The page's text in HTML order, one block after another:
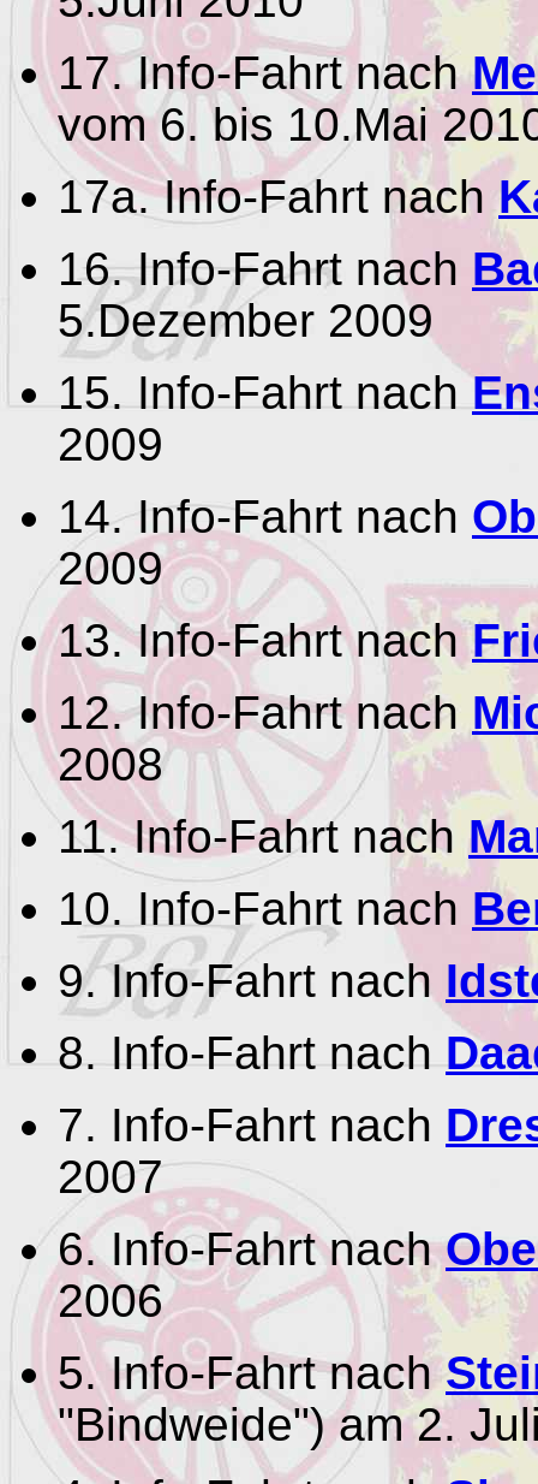
17. Info-Fahrt nach
vom 6. bis 10.Mai
17a. Info-Fahrt nach
16. Info-Fahrt nach
5.Dezember 2009
15. Info-Fahrt nach
2009
14. Info-Fahrt nach
2009
13. Info-Fahrt nach
12. Info-Fahrt nach
2008
11. Info-Fahrt nach
10. Info-Fahrt nach
9. Info-Fahrt nach
8. Info-Fahrt nach
7. Info-Fahrt nach
2007
6. Info-Fahrt nach
2006
5. Info-Fahrt nach
"Bindweide") am 2.